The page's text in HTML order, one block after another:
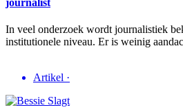
In veel onderzoek wordt journalistiek
institutionele niveau. Er is weinig
Artikel ·